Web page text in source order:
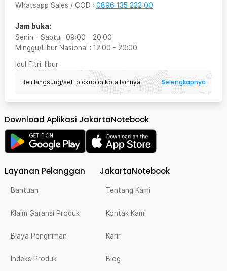
Whatsapp Sales / COD : 0896 135 222 00
Jam buka:
Senin - Sabtu : 09:00 - 20:00
Minggu/Libur Nasional : 12:00 - 20:00
Idul Fitri: libur
Beli langsung/self pickup di kota lainnya Selengkapnya
Download Aplikasi JakartaNotebook
Layanan Pelanggan
Bantuan
Klaim Garansi Produk
Biaya Pengiriman
Indeks Produk
JakartaNotebook
Tentang Kami
Kontak Kami
Karir
Blog